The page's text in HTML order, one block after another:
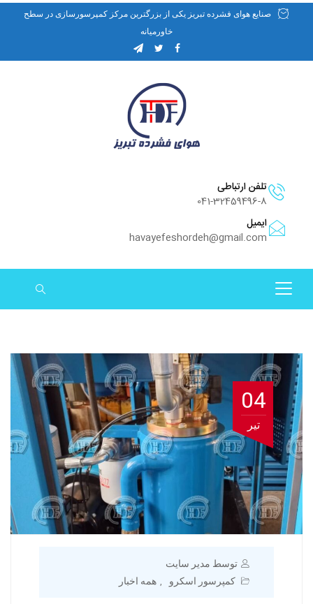
صنایع هوای فشرده تبریز یکی از بزرگترین مرکز کمپرسورسازی در سطح
خاورمیانه
تلفن ارتباطی
041-32459496-8
ایمیل
havayefeshordeh@gmail.com
04
تیر
توسط مدیر سایت
کمپرسور اسکرو
, همه اخبار